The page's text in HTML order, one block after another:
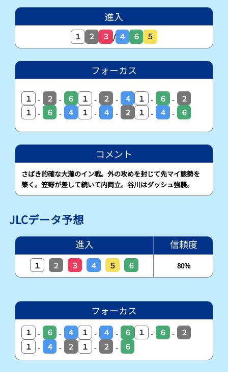
進入
１ ２ ３ / ４ ６ ５
フォーカス
１ - ２ - ６ １ - ２ - ４ １ - ６ -
２
１
- ６ - ４ １ - ４ - ２ １ - ４ - ６
コメント
さばき的確な大瀧のイン戦。外の攻めを封じて先マイ態勢を
築く。笠野が差して続いて内両立。谷川はダッシュ強襲。
JLCデータ予想
進入 信頼度
１ ２ ３ ４ ５ ６ 80%
フォーカス
１ - ６ - ４ １ - ４ - ６ １ - ６ -
２
１
- ４ - ２ １ - ２ - ６